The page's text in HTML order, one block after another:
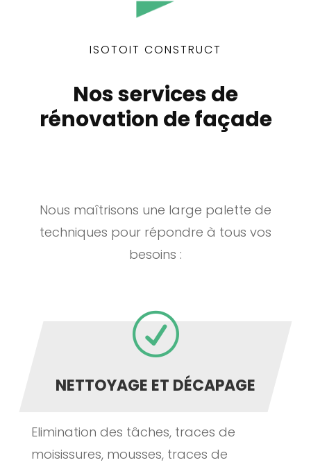
ISOTOIT CONSTRUCT
Nos services de
rénovation de façade
Nous maîtrisons une large palette de
techniques pour répondre à tous vos
besoins :
R
NETTOYAGE ET DÉCAPAGE
Elimination des tâches, traces de
moisissures, mousses, traces de